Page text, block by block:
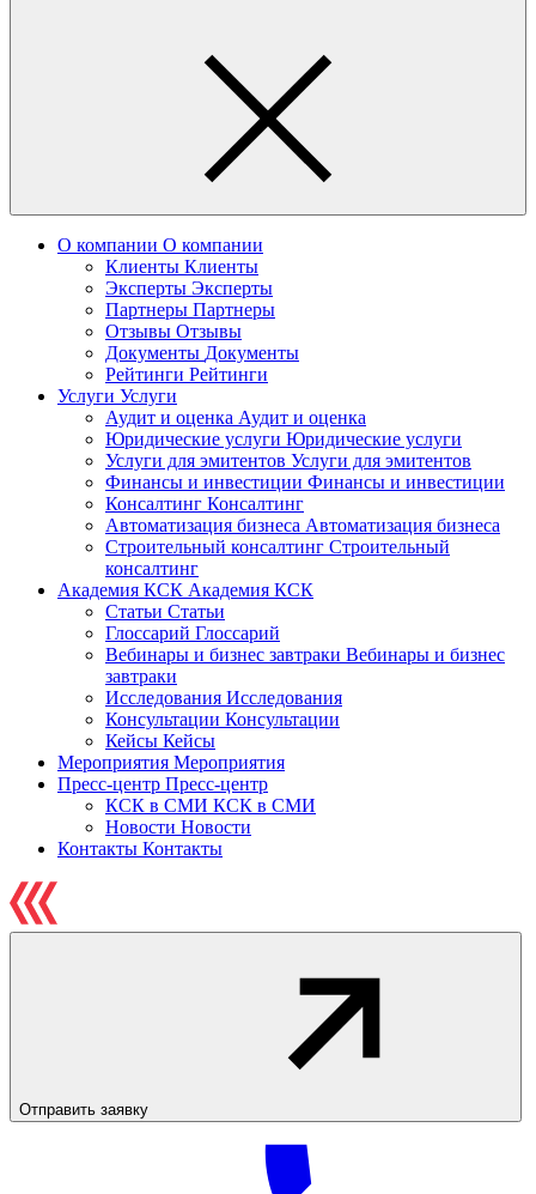
О компании О компании
Клиенты Клиенты
Эксперты Эксперты
Партнеры Партнеры
Отзывы Отзывы
Документы Документы
Рейтинги Рейтинги
Услуги Услуги
Аудит и оценка Аудит и оценка
Юридические услуги Юридические услуги
Услуги для эмитентов Услуги для эмитентов
Финансы и инвестиции Финансы и инвестиции
Консалтинг Консалтинг
Автоматизация бизнеса Автоматизация бизнеса
Строительный консалтинг Строительный
консалтинг
Академия КСК Академия КСК
Статьи Статьи
Глоссарий Глоссарий
Вебинары и бизнес завтраки Вебинары и бизнес
завтраки
Исследования Исследования
Консультации Консультации
Кейсы Кейсы
Мероприятия Мероприятия
Пресс-центр Пресс-центр
КСК в СМИ КСК в СМИ
Новости Новости
Контакты Контакты
Отправить заявку